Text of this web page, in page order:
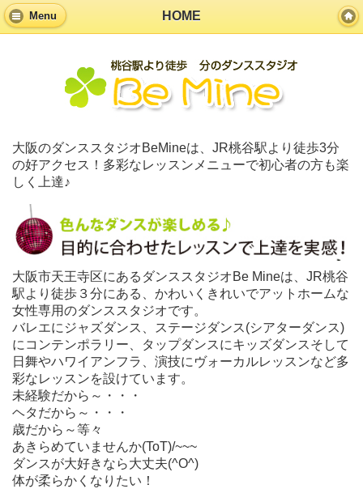
Menu HOME
大阪のダンススタジオBeMineは、JR桃谷駅より徒歩3分
の好アクセス！多彩なレッスンメニューで初心者の方も楽
しく上達♪
大阪市天王寺区にあるダンススタジオBe Mineは、JR桃谷
駅より徒歩３分にある、かわいくきれいでアットホームな
女性専用のダンススタジオです。
バレエにジャズダンス、ステージダンス(シアターダンス)
にコンテンポラリー、タップダンスにキッズダンスそして
日舞やハワイアンフラ、演技にヴォーカルレッスンなど多
彩なレッスンを設けています。
未経験だから～・・・
ヘタだから～・・・
歳だから～等々
あきらめていませんか(ToT)/~~~
ダンスが大好きなら大丈夫(^O^)
体が柔らかくなりたい！